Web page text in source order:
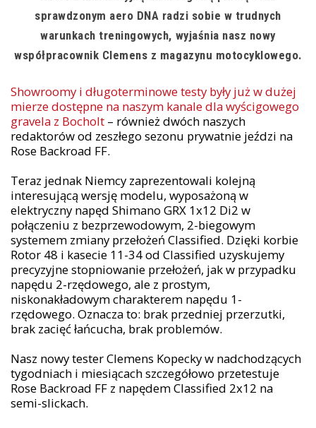
sprawdzonym aero DNA radzi sobie w trudnych
warunkach treningowych, wyjaśnia nasz nowy
współpracownik Clemens z magazynu motocyklowego.
Showroomy i długoterminowe testy były już w dużej
mierze dostępne na naszym kanale dla wyścigowego
gravela z Bocholt– również dwóch naszych
redaktorów od zeszłego sezonu prywatnie jeździ na
Rose Backroad FF.
Teraz jednak Niemcy zaprezentowali kolejną
interesującą wersję modelu, wyposażoną w
elektryczny napęd Shimano GRX 1x12 Di2 w
połączeniu z bezprzewodowym, 2-biegowym
systemem zmiany przełożeń Classified. Dzięki korbie
Rotor 48 i kasecie 11-34 od Classified uzyskujemy
precyzyjne stopniowanie przełożeń, jak w przypadku
napędu 2-rzędowego, ale z prostym,
niskonakładowym charakterem napędu 1-
rzędowego. Oznacza to: brak przedniej przerzutki,
brak zacięć łańcucha, brak problemów.
Nasz nowy tester Clemens Kopecky w nadchodzących
tygodniach i miesiącach szczegółowo przetestuje
Rose Backroad FF z napędem Classified 2x12 na
semi-slickach.